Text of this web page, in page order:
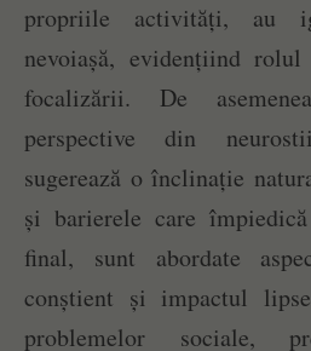
propriile activități, au
nevoiașă, evidențiind
focalizării. De
perspective din
sugerează o înclinație
și barierele care
final, sunt abordate
conștient și impactul
problemelor sociale,